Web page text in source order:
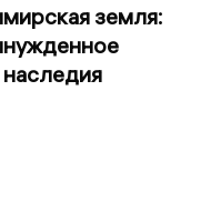
земля:
наследия